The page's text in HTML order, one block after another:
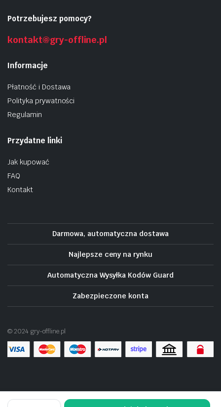
Potrzebujesz pomocy?
kontakt@gry-offline.pl
Informacje
Płatność i Dostawa
Polityka prywatności
Regulamin
Przydatne linki
Jak kupować
FAQ
Kontakt
Darmowa, automatyczna dostawa
Najlepsze ceny na rynku
Automatyczna Wysyłka Kodów Guard
Zabezpieczone konta
© 2024 gry-offline.pl